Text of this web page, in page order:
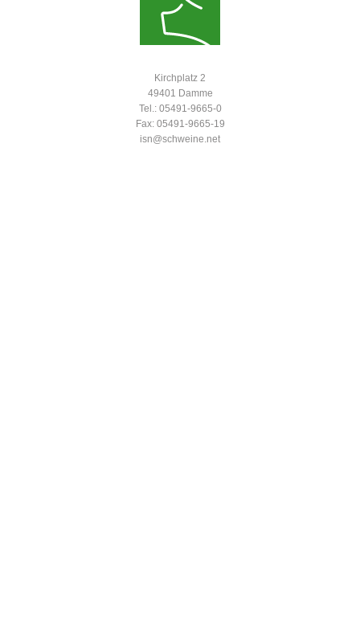
Kirchplatz 2
49401 Damme
Tel.: 05491-9665-0
Fax: 05491-9665-19
isn@schweine.net